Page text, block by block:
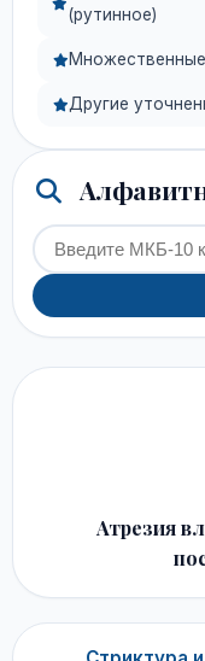
(рутинное)
Другие
Атрезия